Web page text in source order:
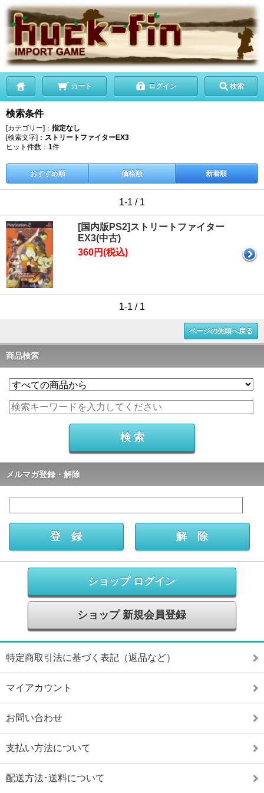
カート ログイン 検索
検索条件
[カテゴリー]： 指定なし
[検索文字]： ストリートファイターEX3
ヒット件数： 1件
おすすめ順 価格順 新着順
1-1 / 1
[国内版PS2]ストリートファイター
EX3(中古)
360円(税込)
1-1 / 1
ページの先頭へ戻る
商品検索
メルマガ登録・解除
ショップ ログイン
ショップ 新規会員登録
特定商取引法に基づく表記（返品など）
マイアカウント
お問い合わせ
支払い方法について
配送方法･送料について